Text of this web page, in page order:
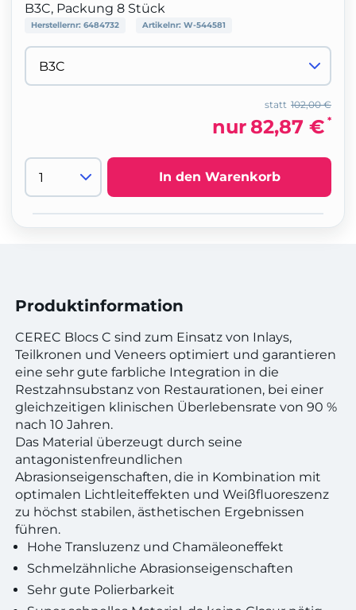
B3C, Packung 8 Stück
Herstellernr: 6484732 Artikelnr: W-544581
102,00 €
statt
nur 82,87 € *
In den Warenkorb
Produktinformation
CEREC Blocs C sind zum Einsatz von Inlays,
Teilkronen und Veneers optimiert und garantieren
eine sehr gute farbliche Integration in die
Restzahnsubstanz von Restaurationen, bei einer
gleichzeitigen klinischen Überlebensrate von 90 %
nach 10 Jahren.
Das Material überzeugt durch seine
antagonistenfreundlichen
Abrasionseigenschaften, die in Kombination mit
optimalen Lichtleiteffekten und Weißfluoreszenz
zu höchst stabilen, ästhetischen Ergebnissen
führen.
Hohe Transluzenz und Chamäleoneffekt
Schmelzähnliche Abrasionseigenschaften
Sehr gute Polierbarkeit